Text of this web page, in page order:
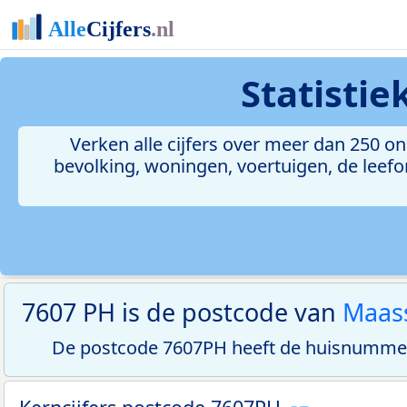
Verken alle cijfers over meer dan 250
bevolking, woningen, voertuigen, de
7607 PH is de postcode van
De postcode 7607PH heeft de